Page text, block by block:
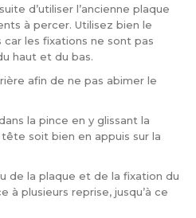
d’utiliser l’ancienne plaque
à percer. Utilisez bien le
les fixations ne sont pas
haut et du bas.
afin de ne pas abimer le
la pince en y glissant la
soit bien en appuis sur la
de la plaque et de la fixation du
à plusieurs reprise, jusqu’à ce